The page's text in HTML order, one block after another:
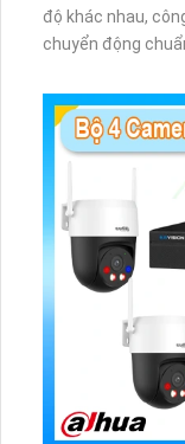
độ khác nhau,
chuyển động